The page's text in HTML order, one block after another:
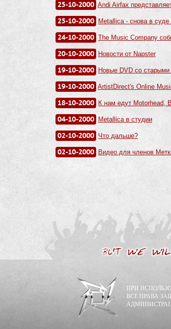
25-10-2000 Andi Airfax
25-10-2000 Metallica - снова в
24-10-2000 The Music Company
20-10-2000 Новости от Napster
19-10-2000 Новые DVD со старыми
19-10-2000 ArtistDirect's Online
18-10-2000 К нам едут Motorhead,
04-10-2000 Metallica в студии
02-10-2000 Что дальше?
02-10-2000 Видео для членов
ПРИ
ВСЕ ПРАВА